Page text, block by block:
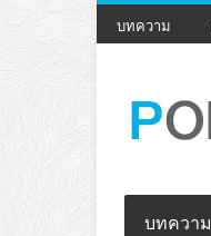
บทความ
บทความ